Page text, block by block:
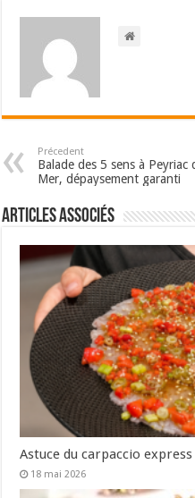
Précedent
Balade des 5 sens à Peyriac
Mer, dépaysement garanti
Articles associés
Astuce du carpaccio express
18 mai 2026